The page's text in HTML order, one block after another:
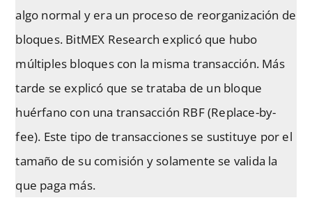
algo normal y era un proceso de reorganización de
bloques. BitMEX Research explicó que hubo
múltiples bloques con la misma transacción. Más
tarde se explicó que se trataba de un bloque
huérfano con una transacción RBF (Replace-by-
fee). Este tipo de transacciones se sustituye por el
tamaño de su comisión y solamente se valida la
que paga más.